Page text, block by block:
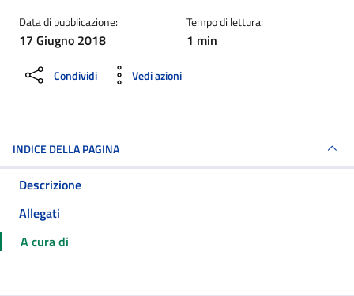
Data di pubblicazione:
17 Giugno 2018
Tempo di lettura:
1 min
Condividi Vedi azioni
INDICE DELLA PAGINA
Descrizione
Allegati
A cura di